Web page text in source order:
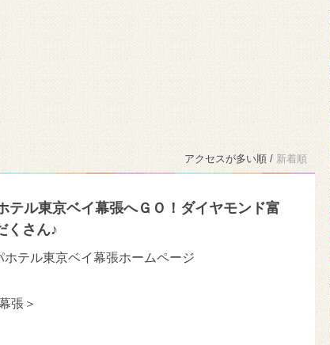
アクセスが多い順 / 新着順
テル東京ベイ幕張へＧＯ！ダイヤモンド富
くさん♪
テル東京ベイ幕張ホームページ
張＞